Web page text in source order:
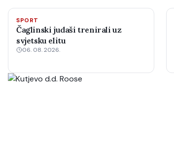
SPORT
Čaglinski judaši trenirali uz
svjetsku elitu
06. 08. 2026.